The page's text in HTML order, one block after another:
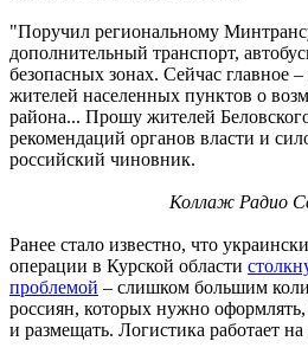
"Поручил региональному
дополнительный транспорт,
безопасных зонах. Сейчас главное
жителей населенных пунктов о
района... Прошу жителей
рекомендаций органов власти и
российский чиновник.
Коллаж Радио
Ранее стало известно, что
операции в Курской области
проблемой – слишком большим
россиян, которых нужно
и размещать. Логистика работает